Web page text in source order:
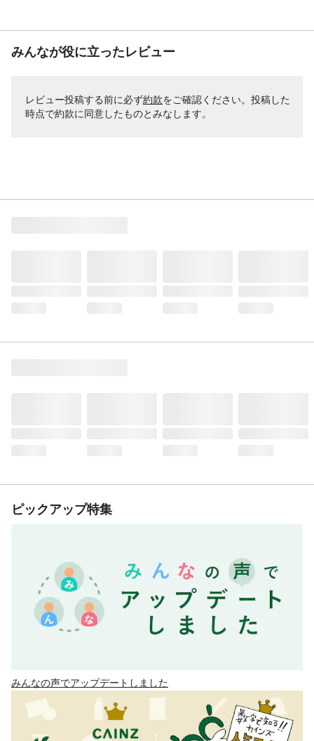
みんなが役に立ったレビュー
レビュー投稿する前に必ず約款をご確認ください。投稿した
時点で約款に同意したものとみなします。
ピックアップ特集
みんなの声でアップデートしました